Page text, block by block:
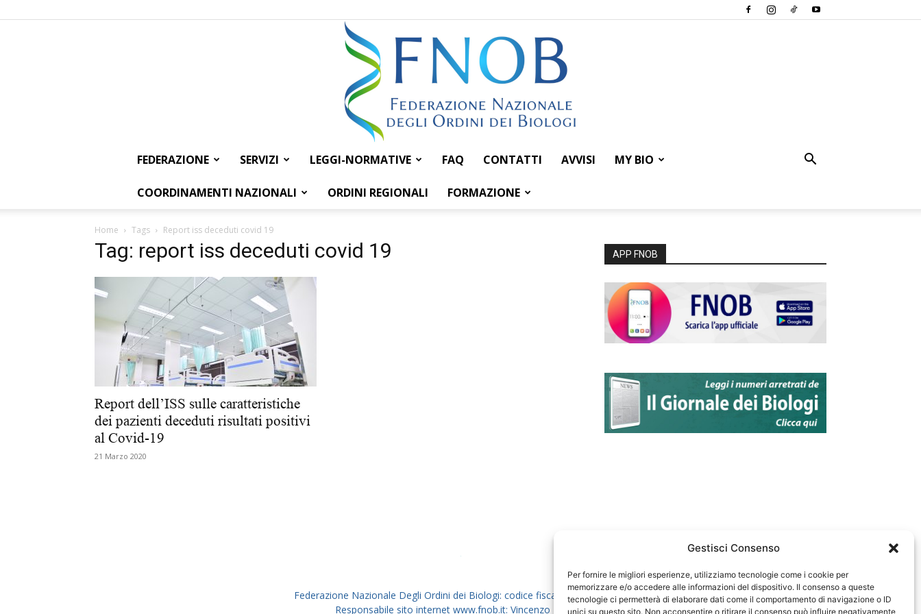
Gestisci Consenso
Per fornire le migliori esperienze, utilizziamo tecnologie come i cookie per
memorizzare e/o accedere alle informazioni del dispositivo. Il consenso a queste
tecnologie ci permetterà di elaborare dati come il comportamento di navigazione o ID
unici su questo sito. Non acconsentire o ritirare il consenso può influire negativamente
Federazione
FEDERAZIONE SERVIZI LEGGI-NORMATIVE FAQ CONTATTI AVVISI MY BIO
COORDINAMENTI NAZIONALI ORDINI REGIONALI FORMAZIONE
Home Tags Report iss deceduti covid 19
Tag: report iss deceduti covid 19
Report dell’ISS sulle caratteristiche
dei pazienti deceduti risultati positivi
al Covid-19
21 Marzo 2020
APP FNOB
Federazione Nazionale Degli Ordini dei Biologi: codice fiscale 80069130583
Responsabile sito internet www.fnob.it: Vincenzo D'Anna